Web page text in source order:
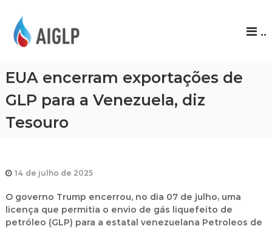
P
..
EUA encerram exportações de
GLP para a Venezuela, diz
Tesouro
14 de julho de 2025
O governo Trump encerrou, no dia 07 de julho, uma
licença que permitia o envio de gás liquefeito de
petróleo (GLP) para a estatal venezuelana Petroleos de